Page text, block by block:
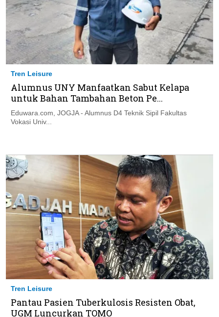
Tren Leisure
Alumnus UNY Manfaatkan Sabut Kelapa
untuk Bahan Tambahan Beton Pe...
Eduwara.com, JOGJA - Alumnus D4 Teknik Sipil Fakultas
Vokasi Univ...
Tren Leisure
Pantau Pasien Tuberkulosis Resisten Obat,
UGM Luncurkan TOMO